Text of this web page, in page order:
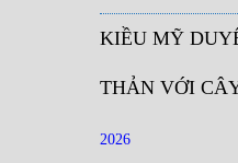
KIỀU MỸ
THẢN VỚI
2026